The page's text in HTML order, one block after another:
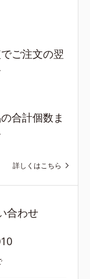
ご注文の翌
合計個数ま
詳しくはこちら
合わせ